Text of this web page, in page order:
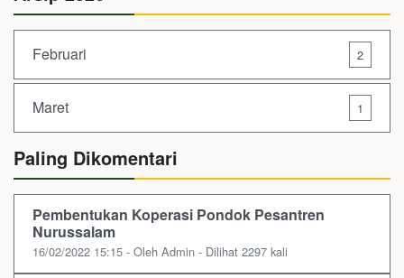
Februari 2
Maret 1
Paling Dikomentari
Pembentukan Koperasi Pondok Pesantren
Nurussalam
16/02/2022 15:15 - Oleh Admin - Dilihat 2297 kali